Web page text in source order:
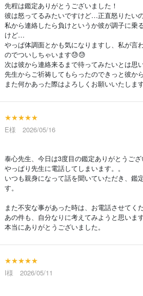
先程は鑑定ありがとうございました！
彼は怒ってるみたいですけど…正直怒りたい
私から連絡したら負けというか彼が調子に乗
けど…
やっぱ体調面とかも気になりますし、私が言
のでついしちゃいます😓😓
次は彼から連絡来るまで待ってみたいとは思
先生からご祈祷してもらったのできっと彼か
また何かあった際はよろしくお願いいたしま
★★★★★
E様 2026/05/16
泰心先生、今日は3度目の鑑定ありがとうござ
やっぱり先生に電話してしまいます。。
いつも親身になって話を聞いていただき、鑑
す。
また不安な事があった時は、お電話させてくだ
あの件も、自分なりに考えてみようと思いま
本当にありがとうございました。
★★★★★
I様 2026/05/11